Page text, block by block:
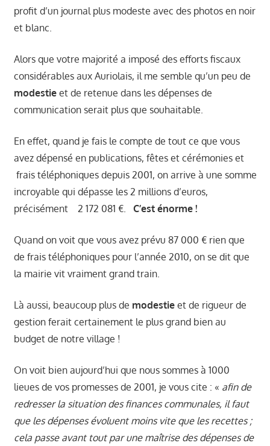
profit d’un journal plus modeste avec des photos en noir
et blanc.
Alors que votre majorité a imposé des efforts fiscaux
considérables aux Auriolais, il me semble qu’un peu de
modestieet de retenue dans les dépenses de
communication serait plus que souhaitable.
En effet, quand je fais le compte de tout ce que vous
avez dépensé en publications, fêtes et cérémonies et
frais téléphoniques depuis 2001, on arrive à une somme
incroyable qui dépasse les 2 millions d’euros,
précisément
2 172 081 €. C’est énorme !
Quand on voit que vous avez prévu 87 000 € rien que
de frais téléphoniques pour l’année 2010, on se dit que
la mairie vit vraiment grand train.
Là aussi, beaucoup plus de modestieet de rigueur de
gestion ferait certainement le plus grand bien au
budget de notre village !
On voit bien aujourd’hui que nous sommes à 1000
lieues de vos promesses de 2001, je vous cite : « afin de
redresser la situation des finances communales, il faut
que les dépenses évoluent moins vite que les recettes ;
cela passe avant tout par une maîtrise des dépenses de